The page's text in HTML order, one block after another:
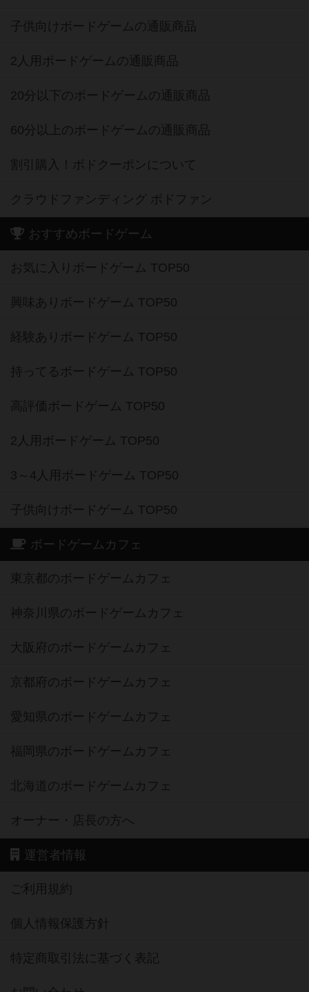
子供向けボードゲームの通販商品
2人用ボードゲームの通販商品
20分以下のボードゲームの通販商品
60分以上のボードゲームの通販商品
割引購入！ボドクーポンについて
クラウドファンディング ボドファン
おすすめボードゲーム
お気に入りボードゲーム TOP50
興味ありボードゲーム TOP50
経験ありボードゲーム TOP50
持ってるボードゲーム TOP50
高評価ボードゲーム TOP50
2人用ボードゲーム TOP50
3～4人用ボードゲーム TOP50
子供向けボードゲーム TOP50
ボードゲームカフェ
東京都のボードゲームカフェ
神奈川県のボードゲームカフェ
大阪府のボードゲームカフェ
京都府のボードゲームカフェ
愛知県のボードゲームカフェ
福岡県のボードゲームカフェ
北海道のボードゲームカフェ
オーナー・店長の方へ
運営者情報
ご利用規約
個人情報保護方針
特定商取引法に基づく表記